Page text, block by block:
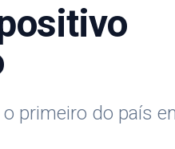
primeiro do país